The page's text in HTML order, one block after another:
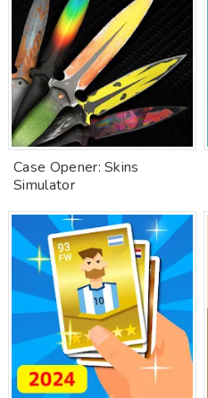
Case Opener: Skins
Simulator